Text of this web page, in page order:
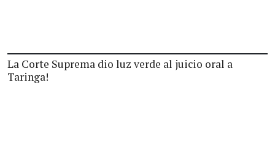
La Corte Suprema dio luz verde al juicio oral a
Taringa!